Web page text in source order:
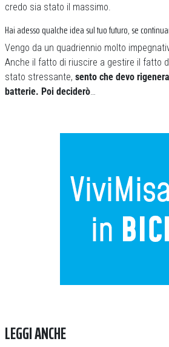
credo sia stato il massimo.
Hai adesso qualche idea sul tuo futuro, se
Vengo da un quadriennio molto
Anche il fatto di riuscire a gestire il fatto
stato stressante, sento che devo
batterie. Poi deciderò…
LEGGI ANCHE